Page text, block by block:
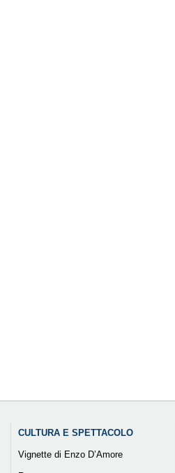
CULTURA E SPETTACOLO
Vignette di Enzo D’Amore